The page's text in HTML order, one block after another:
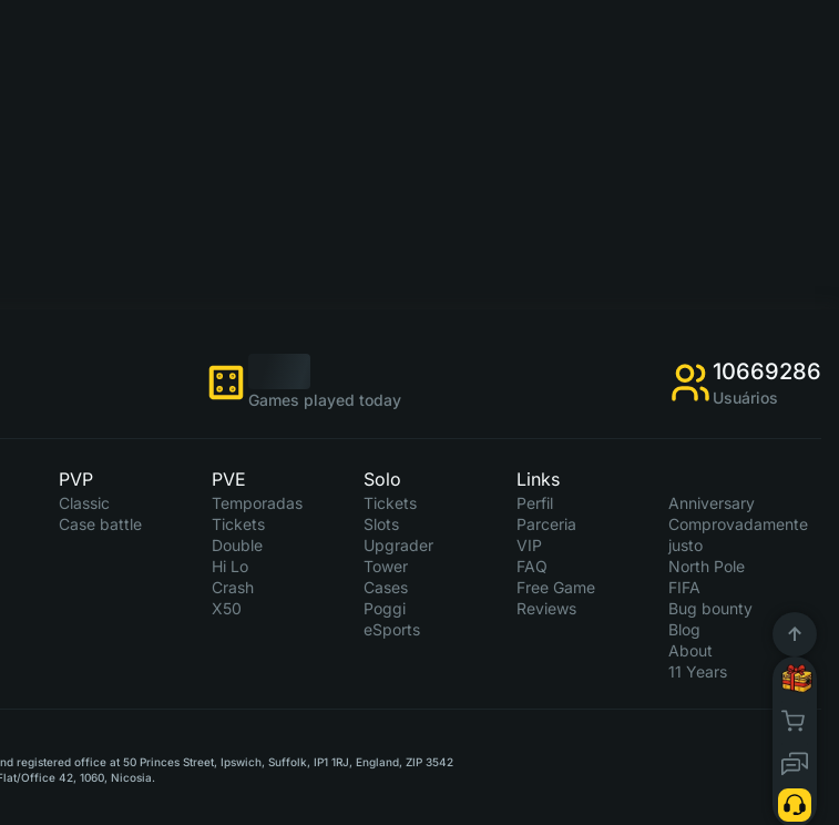
Games played today
10669286
Usuários
PVP
Classic
Case battle
PVE
Temporadas
Tickets
Double
Hi Lo
Crash
X50
Solo
Tickets
Slots
Upgrader
Tower
Cases
Poggi
eSports
Links
Perfil
Parceria
VIP
FAQ
Free Game
Reviews
Anniversary
Comprovadamente
justo
North Pole
FIFA
Bug bounty
Blog
About
11 Years
registered office at 50 Princes Street, Ipswich, Suffolk, IP1 1RJ, England, ZIP 3542
Office 42, 1060, Nicosia.